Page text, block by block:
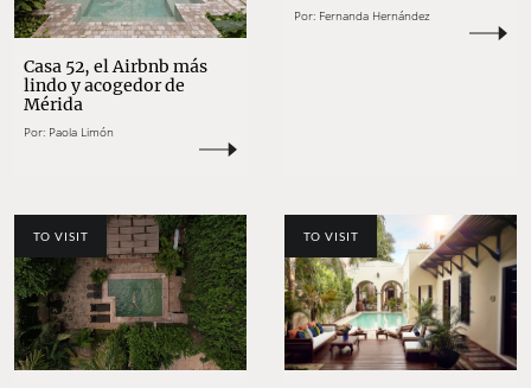
Casa 52, el Airbnb más
lindo y acogedor de
Mérida
Por: Paola Limón
Por: Fernanda Hernández
TO VISIT TO VISIT